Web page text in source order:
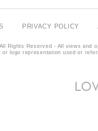
PRIVACY POLICY
Rights Reserved - All views and
or logo representation used or